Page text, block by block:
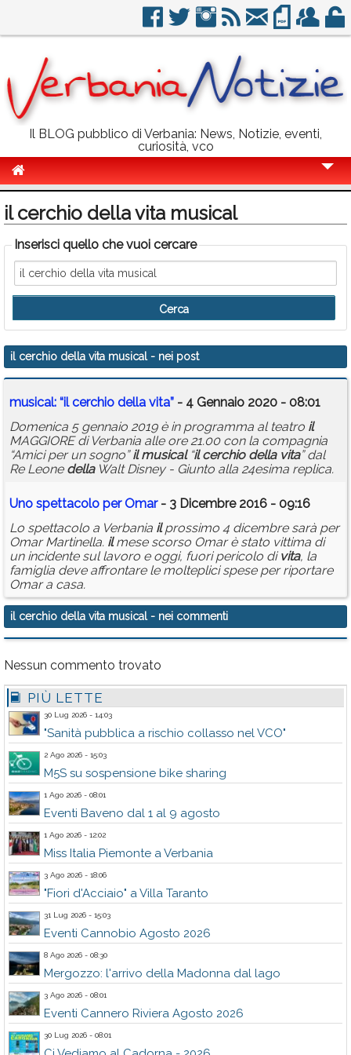
Il BLOG pubblico di Verbania: News, Notizie, eventi,
curiosità, vco
Politica
Sport
Eventi
Info Utili
Rubriche
Calendario
Annunci
il cerchio della vita musical
Inserisci quello che vuoi cercare
il cerchio della vita musical- nei post
musical: “il cerchio della vita” - 4 Gennaio 2020 - 08:01
Domenica 5 gennaio 2019 è in programma al teatro il
MAGGIORE di Verbania alle ore 21.00 con la compagnia
“Amici per un sogno”il musical“il cerchio della vita” dal
Re Leone dellaWalt Disney - Giunto alla 24esima replica.
Uno spettacolo per Omar- 3 Dicembre 2016 - 09:16
Lo spettacolo a Verbania ilprossimo 4 dicembre sarà per
Omar Martinella. ilmese scorso Omar è stato vittima di
un incidente sul lavoro e oggi, fuori pericolo di vita, la
famiglia deve affrontare le molteplici spese per riportare
Omar a casa.
il cerchio della vita musical- nei commenti
Nessun commento trovato
PIÙ LETTE
30 Lug 2026 - 14:03
"Sanità pubblica a rischio collasso nel VCO"
2 Ago 2026 - 15:03
M5S su sospensione bike sharing
1 Ago 2026 - 08:01
Eventi Baveno dal 1 al 9 agosto
1 Ago 2026 - 12:02
Miss Italia Piemonte a Verbania
3 Ago 2026 - 18:06
"Fiori d'Acciaio" a Villa Taranto
31 Lug 2026 - 15:03
Eventi Cannobio Agosto 2026
8 Ago 2026 - 08:30
Mergozzo: l'arrivo della Madonna dal lago
3 Ago 2026 - 08:01
Eventi Cannero Riviera Agosto 2026
30 Lug 2026 - 08:01